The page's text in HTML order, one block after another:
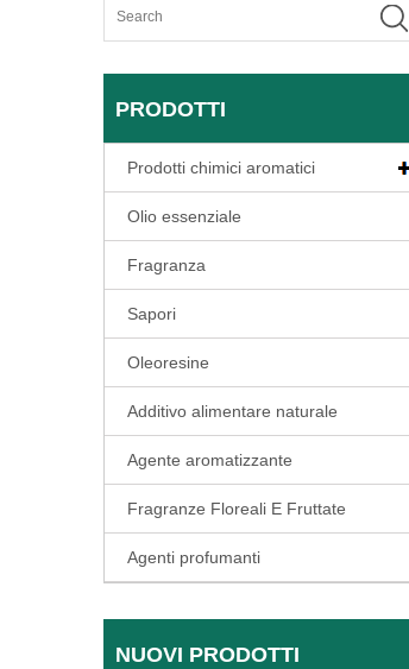
PRODOTTI
Prodotti chimici aromatici
Olio essenziale
Fragranza
Sapori
Oleoresine
Additivo alimentare naturale
Agente aromatizzante
Fragranze Floreali E Fruttate
Agenti profumanti
NUOVI PRODOTTI